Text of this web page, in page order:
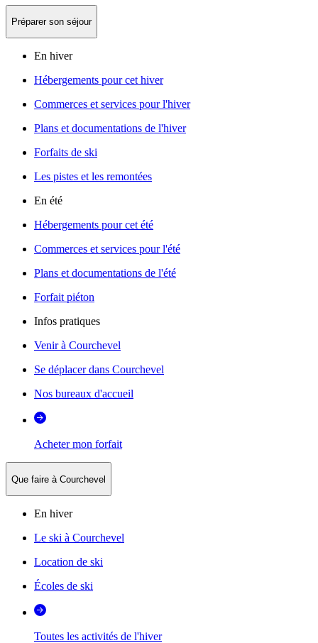
Préparer son séjour
En hiver
Hébergements pour cet hiver
Commerces et services pour l'hiver
Plans et documentations de l'hiver
Forfaits de ski
Les pistes et les remontées
En été
Hébergements pour cet été
Commerces et services pour l'été
Plans et documentations de l'été
Forfait piéton
Infos pratiques
Venir à Courchevel
Se déplacer dans Courchevel
Nos bureaux d'accueil
Acheter mon forfait
Que faire à Courchevel
En hiver
Le ski à Courchevel
Location de ski
Écoles de ski
Toutes les activités de l'hiver